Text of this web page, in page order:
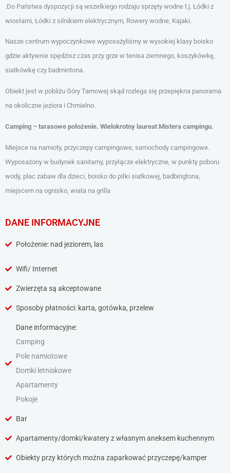
.Do Państwa dyspozycji są wszelkiego rodzaju sprzęty wodne t.j. Łódki z
wiosłami, Łódki z silnikiem elektrycznym, Rowery wodne, Kajaki.
Nasze centrum wypoczynkowe wyposażyliśmy w wysokiej klasy boisko
gdzie aktywnie spędzisz czas przy grze w tenisa ziemnego, koszykówkę,
siatkówkę czy badmintona.
Obiekt jest w pobliżu Góry Tamowej skąd rozlega się przepiękna panorama
na okoliczne jeziora i Chmielno.
Camping – tarasowe położenie. Wielokrotny laureat Mistera campingu.
Miejsce na namioty, przyczepy campingowe, samochody campingowe.
Wyposażony w budynek sanitarny, przyłącze elektryczne, w punkty poboru
wody, plac zabaw dla dzieci, boisko do piłki siatkowej, badbingtona,
miejscem na ognisko, wiata na grilla
DANE INFORMACYJNE
Położenie: nad jeziorem, las
Wifi/ Internet
Zwierzęta są akceptowane
Sposoby płatności: karta, gotówka, przelew
Dane informacyjne:
Camping
Pole namiotowe
Domki letniskowe
Apartamenty
Pokoje
Bar
Apartamenty/domki/kwatery z własnym aneksem kuchennym
Obiekty przy których można zaparkować przyczepę/kamper